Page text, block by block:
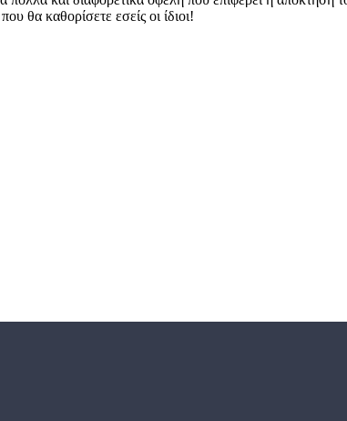
θα καθορίσετε εσείς οι ίδιοι!